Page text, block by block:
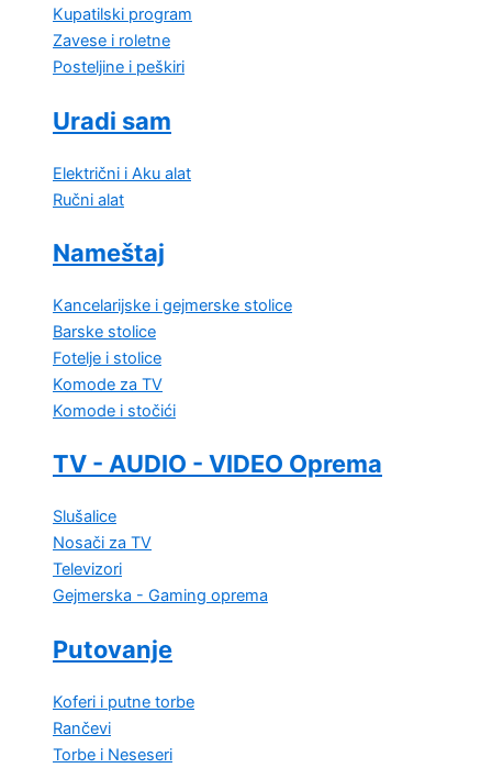
Kupatilski program
Zavese i roletne
Posteljine i peškiri
Uradi sam
Električni i Aku alat
Ručni alat
Nameštaj
Kancelarijske i gejmerske stolice
Barske stolice
Fotelje i stolice
Komode za TV
Komode i stočići
TV - AUDIO - VIDEO Oprema
Slušalice
Nosači za TV
Televizori
Gejmerska - Gaming oprema
Putovanje
Koferi i putne torbe
Rančevi
Torbe i Neseseri